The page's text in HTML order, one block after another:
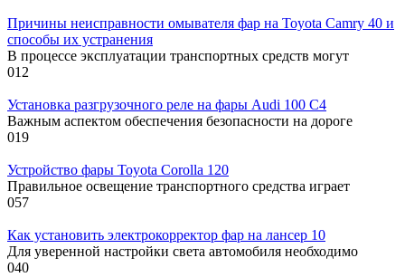
Причины неисправности омывателя фар на Toyota Camry 40 и
способы их устранения
В процессе эксплуатации транспортных средств могут
012
Установка разгрузочного реле на фары Audi 100 C4
Важным аспектом обеспечения безопасности на дороге
019
Устройство фары Toyota Corolla 120
Правильное освещение транспортного средства играет
057
Как установить электрокорректор фар на лансер 10
Для уверенной настройки света автомобиля необходимо
040